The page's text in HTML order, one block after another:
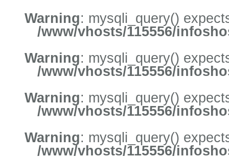
Warning: mysqli_query()
/www/vhosts/115556/
Warning: mysqli_query()
/www/vhosts/115556/
Warning: mysqli_query()
/www/vhosts/115556/
Warning: mysqli_query()
/www/vhosts/115556/